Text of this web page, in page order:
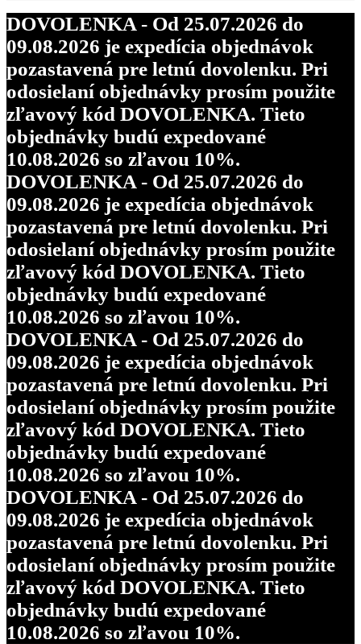
DOVOLENKA - Od 25.07.2026 do
09.08.2026 je expedícia objednávok
pozastavená pre letnú dovolenku. Pri
odosielaní objednávky prosím použite
zľavový kód DOVOLENKA. Tieto
objednávky budú expedované
10.08.2026 so zľavou 10%.
DOVOLENKA - Od 25.07.2026 do
09.08.2026 je expedícia objednávok
pozastavená pre letnú dovolenku. Pri
odosielaní objednávky prosím použite
zľavový kód DOVOLENKA. Tieto
objednávky budú expedované
10.08.2026 so zľavou 10%.
DOVOLENKA - Od 25.07.2026 do
09.08.2026 je expedícia objednávok
pozastavená pre letnú dovolenku. Pri
odosielaní objednávky prosím použite
zľavový kód DOVOLENKA. Tieto
objednávky budú expedované
10.08.2026 so zľavou 10%.
DOVOLENKA - Od 25.07.2026 do
09.08.2026 je expedícia objednávok
pozastavená pre letnú dovolenku. Pri
odosielaní objednávky prosím použite
zľavový kód DOVOLENKA. Tieto
objednávky budú expedované
10.08.2026 so zľavou 10%.